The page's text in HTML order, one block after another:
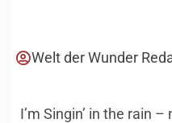
Welt der Wunder
I’m Singin’ in the rain